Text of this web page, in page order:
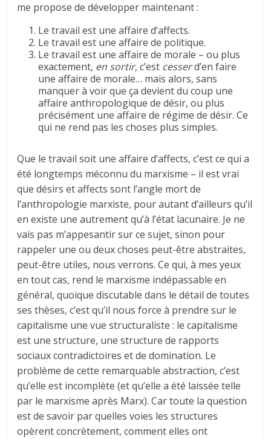
me propose de développer maintenant :
Le travail est une affaire d’affects.
Le travail est une affaire de politique.
Le travail est une affaire de morale – ou plus
exactement, en sortir, c’est cesserd’en faire
une affaire de morale… mais alors, sans
manquer à voir que ça devient du coup une
affaire anthropologique de désir, ou plus
précisément une affaire de régime de désir. Ce
qui ne rend pas les choses plus simples.
Que le travail soit une affaire d’affects, c’est ce qui a
été longtemps méconnu du marxisme – il est vrai
que désirs et affects sont l’angle mort de
l’anthropologie marxiste, pour autant d’ailleurs qu’il
en existe une autrement qu’à l’état lacunaire. Je ne
vais pas m’appesantir sur ce sujet, sinon pour
rappeler une ou deux choses peut-être abstraites,
peut-être utiles, nous verrons. Ce qui, à mes yeux
en tout cas, rend le marxisme indépassable en
général, quoique discutable dans le détail de toutes
ses thèses, c’est qu’il nous force à prendre sur le
capitalisme une vue structuraliste : le capitalisme
est une structure, une structure de rapports
sociaux contradictoires et de domination. Le
problème de cette remarquable abstraction, c’est
qu’elle est incomplète (et qu’elle a été laissée telle
par le marxisme après Marx). Car toute la question
est de savoir par quelles voies les structures
opèrent concrètement, comment elles ont